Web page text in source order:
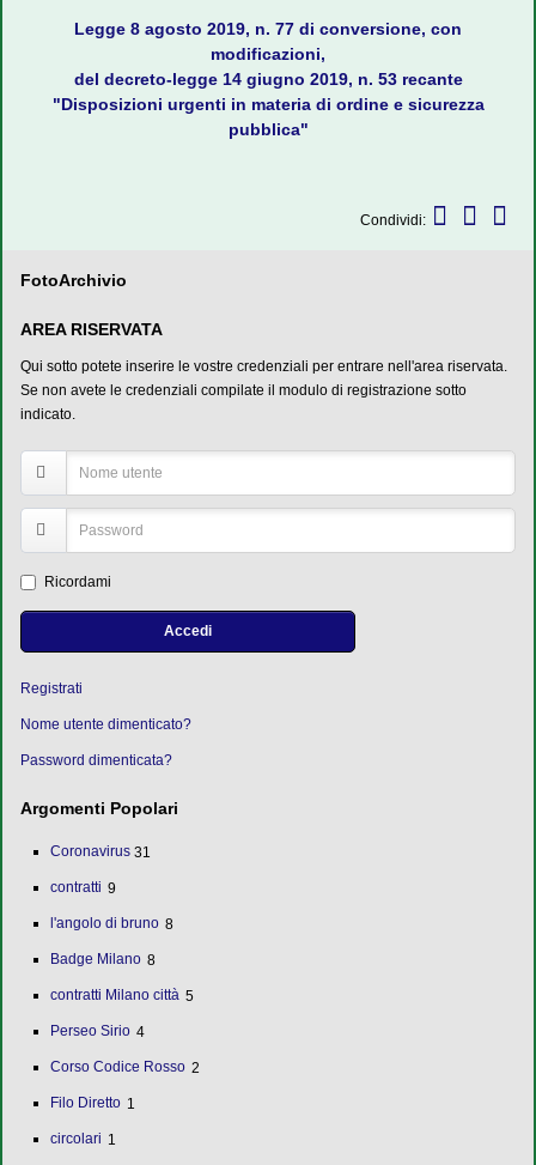
Legge 8 agosto 2019, n. 77 di conversione, con
modificazioni,
del decreto-legge 14 giugno 2019, n. 53 recante
"Disposizioni urgenti in materia di ordine e sicurezza
pubblica"
Condividi:
FotoArchivio
AREA RISERVATA
Qui sotto potete inserire le vostre credenziali per entrare nell'area riservata.
Se non avete le credenziali compilate il modulo di registrazione sotto
indicato.
Ricordami
Accedi
Registrati
Nome utente dimenticato?
Password dimenticata?
Argomenti Popolari
Coronavirus 31
contratti 9
l'angolo di bruno 8
Badge Milano 8
contratti Milano città 5
Perseo Sirio 4
Corso Codice Rosso 2
Filo Diretto 1
circolari 1